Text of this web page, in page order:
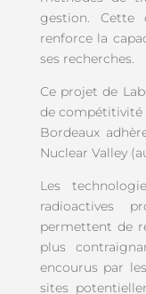
gestion. Cette
renforce la
ses recherches.
Ce projet de
de compétitivité
Bordeaux
Nuclear Valley
Les
radioactives
permettent de
plus
encourus par
sites